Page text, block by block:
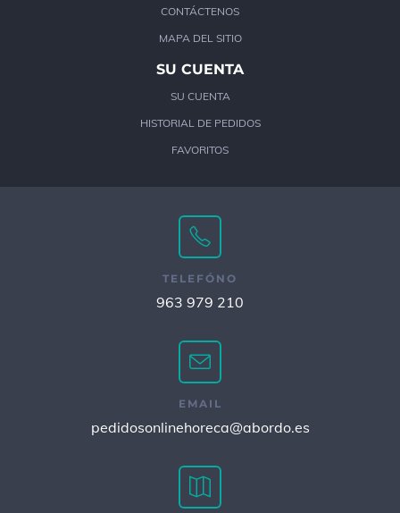
CONTÁCTENOS
MAPA DEL SITIO
SU CUENTA
SU CUENTA
HISTORIAL DE PEDIDOS
FAVORITOS
TELEFÓNO
963 979 210
EMAIL
pedidosonlinehoreca@abordo.es